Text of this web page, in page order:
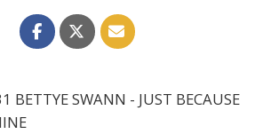
BETTYE SWANN - JUST BECAUSE